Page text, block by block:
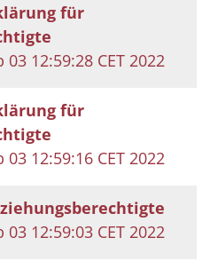
für
03 12:59:28 CET 2022
für
03 12:59:16 CET 2022
03 12:59:03 CET 2022